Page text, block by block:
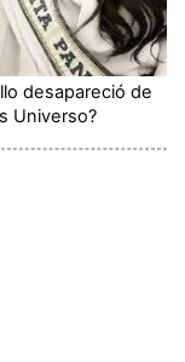
desapareció de
Universo?